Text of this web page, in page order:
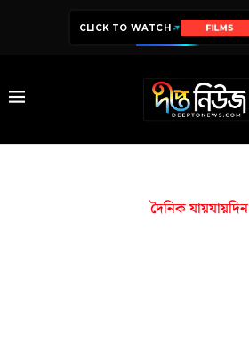
CLICK TO WATCH FILMS
দৈনিক যায়যায়দিন